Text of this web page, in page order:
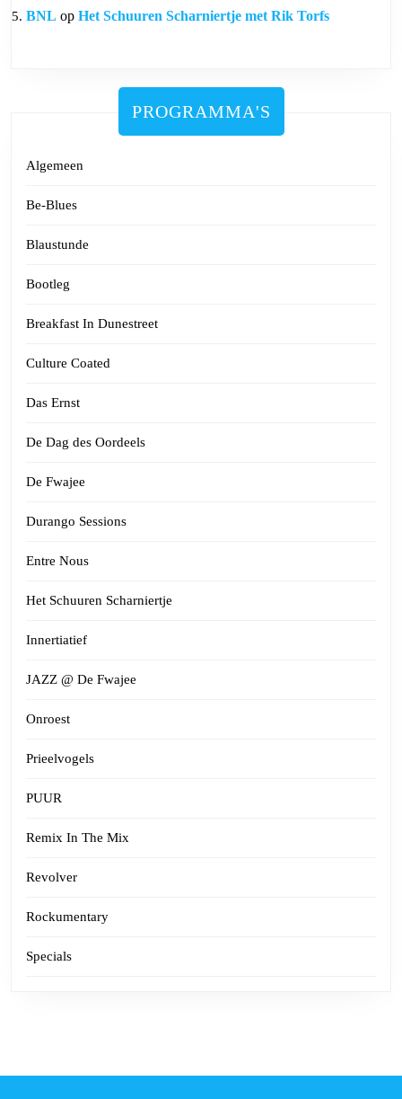
BNL op Het Schuuren Scharniertje met Rik Torfs
PROGRAMMA'S
Algemeen
Be-Blues
Blaustunde
Bootleg
Breakfast In Dunestreet
Culture Coated
Das Ernst
De Dag des Oordeels
De Fwajee
Durango Sessions
Entre Nous
Het Schuuren Scharniertje
Innertiatief
JAZZ @ De Fwajee
Onroest
Prieelvogels
PUUR
Remix In The Mix
Revolver
Rockumentary
Specials